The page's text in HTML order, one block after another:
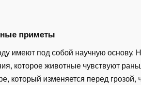
приметы
имеют под собой научную
которое животные чувствуют
который изменяется перед грозой,